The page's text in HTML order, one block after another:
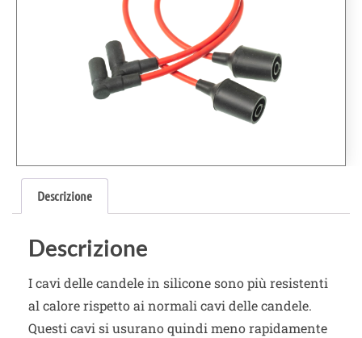
Descrizione
Descrizione
I cavi delle candele in silicone sono più resistenti
al calore rispetto ai normali cavi delle candele.
Questi cavi si usurano quindi meno rapidamente